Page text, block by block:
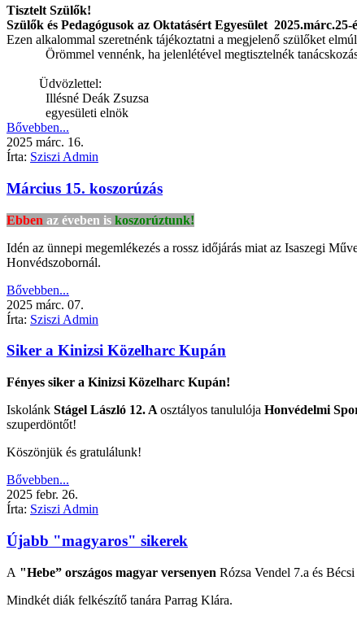
Tisztelt Szülők!
Szülők és Pedagógusok az Oktatásért Egyesület
Ezen alkalommal szeretnénk tájékoztatni a megjelenő szülőket
Örömmel vennénk, ha jelenlétével megtisztelnék
Üdvözlettel:
Illésné Deák Zsuzsa
egyesületi elnök
Bővebben...
2025 márc. 16.
Írta: Sziszi Admin
Március 15. koszorúzás
Ebben az éveben is koszorúztunk!
Idén az ünnepi megemlékezés a rossz időjárás miat az Isaszegi
Honvédszobornál.
Bővebben...
2025 márc. 07.
Írta: Sziszi Admin
Siker a Kinizsi Közelharc Kupán
Fényes siker a Kinizsi Közelharc Kupán!
Iskolánk Stágel László 12. A osztályos tanululója Honvédelmi
szuperdöntőt!
Köszönjük és gratulálunk!
Bővebben...
2025 febr. 26.
Írta: Sziszi Admin
Újabb "magyaros" sikerek
A "Hebe” országos magyar versenyen Rózsa Vendel 7.a és
Mindkét diák felkészítő tanára Parrag Klára.